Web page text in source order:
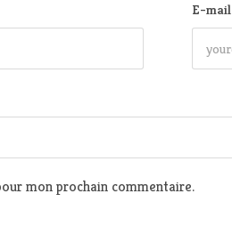
E-mail
mon prochain commentaire.